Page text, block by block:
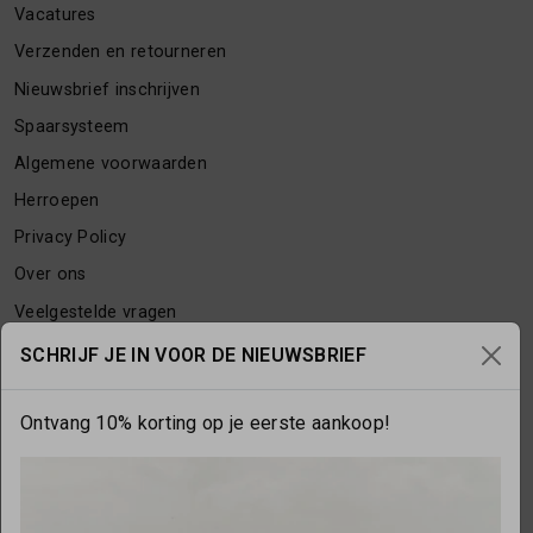
Vacatures
Verzenden en retourneren
Nieuwsbrief inschrijven
Spaarsysteem
Algemene voorwaarden
Herroepen
Privacy Policy
Over ons
Veelgestelde vragen
Contact
OPENINGSTIJDEN
SCHRIJF JE IN VOOR DE NIEUWSBRIEF
Ontvang 10% korting op je eerste aankoop!